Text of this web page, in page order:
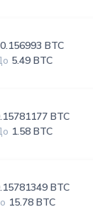
0.156993 BTC
5.49 BTC
BTC
1.58 BTC
BTC
15.78 BTC